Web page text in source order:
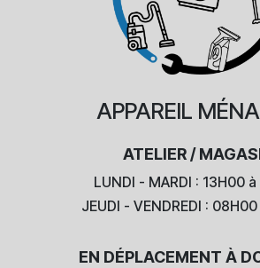
APPAREIL
ATELIER /
LUNDI - MARDI : 13H00
JEUDI - VENDREDI :
EN DÉPLACEMENT À